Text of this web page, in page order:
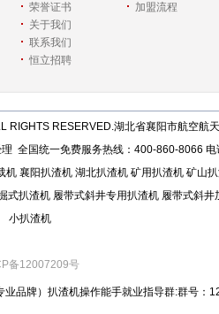
荣誉证书
关于我们
联系我们
恒立招聘
加盟流程
RIGHTS RESERVED.湖北省襄阳市航空航
全国统一免费服务热线：400-860-8066
机 襄阳扒渣机 湖北扒渣机 矿用扒渣机 矿山
式扒渣机 履带式斜井专用扒渣机 履带式斜井
小扒渣机
备12007209号
业品牌）扒渣机操作能手就业指导群:群号：